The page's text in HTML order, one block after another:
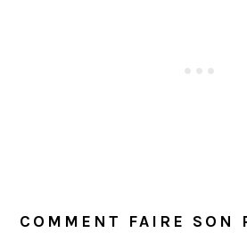
COMMENT FAIRE SON